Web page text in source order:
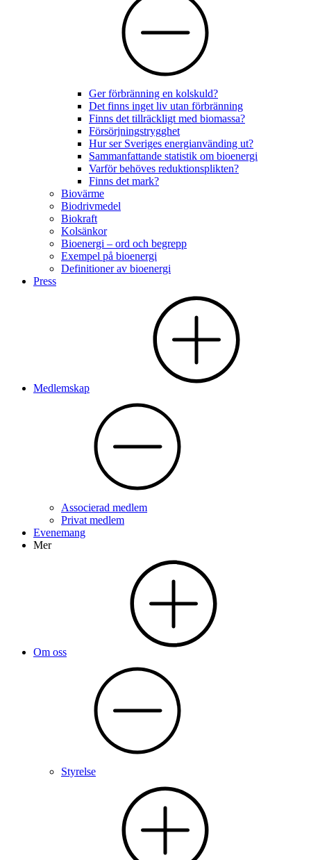
Ger förbränning en kolskuld?
Det finns inget liv utan förbränning
Finns det tillräckligt med biomassa?
Försörjningstrygghet
Hur ser Sveriges energianvänding ut?
Sammanfattande statistik om bioenergi
Varför behöves reduktionsplikten?
Finns det mark?
Biovärme
Biodrivmedel
Biokraft
Kolsänkor
Bioenergi – ord och begrepp
Exempel på bioenergi
Definitioner av bioenergi
Press
Medlemskap
Associerad medlem
Privat medlem
Evenemang
Mer
Om oss
Styrelse